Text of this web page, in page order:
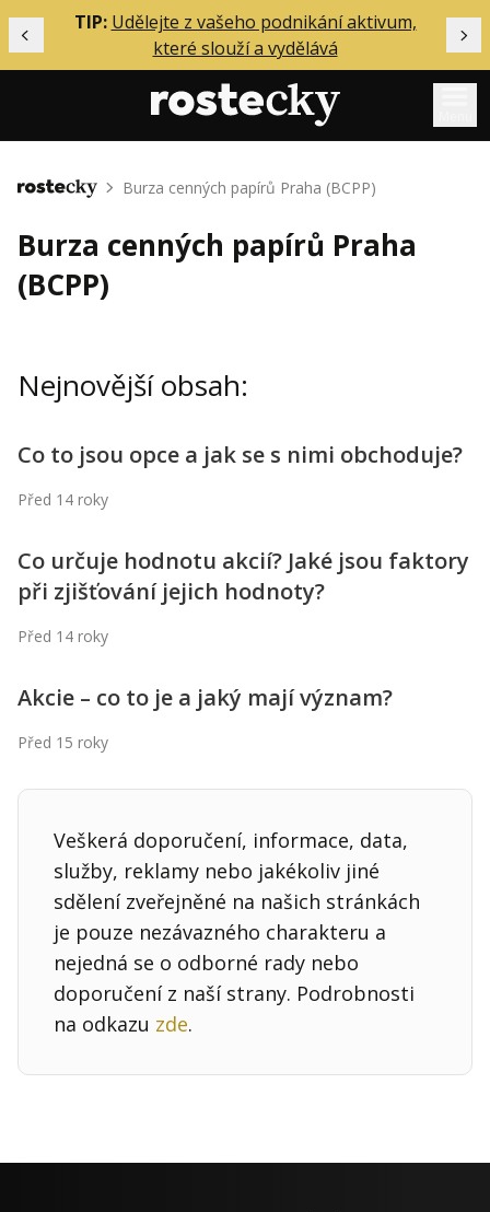
Předchozí
TIP: Udělejte z vašeho podnikání aktivum,
které slouží a vydělává
Mentoring
Solo
Akce
O mně
Přihlášení
Kontakt
Hledaná fráze
Domů Burza cenných papírů Praha (BCPP)
Burza cenných papírů Praha
(BCPP)
Nejnovější obsah:
Co to jsou opce a jak se s nimi obchoduje?
Před 14 roky
Co určuje hodnotu akcií? Jaké jsou faktory
při zjišťování jejich hodnoty?
Před 14 roky
Akcie – co to je a jaký mají význam?
Před 15 roky
Veškerá doporučení, informace, data,
služby, reklamy nebo jakékoliv jiné
sdělení zveřejněné na našich stránkách
je pouze nezávazného charakteru a
nejedná se o odborné rady nebo
doporučení z naší strany. Podrobnosti
na odkazu zde.